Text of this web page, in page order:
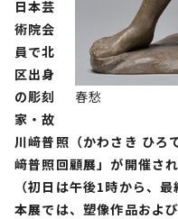
春愁
日本芸
術院会
員で北
区出身
の彫刻
家・故
川﨑普照（かわさき ひろ
﨑普照回顧展」が開催さ
（初日は午後1時から、
本展では、塑像作品およ